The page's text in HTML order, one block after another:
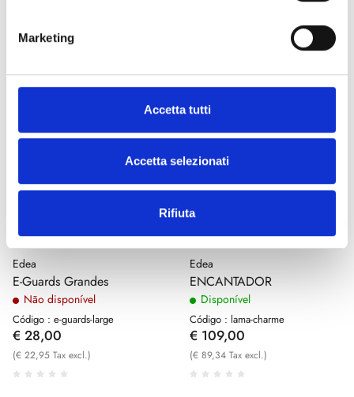
Marketing
Accetta tutti
Accetta selezionati
Rifiuta
Edea
E-Guards Grandes
Não disponível
Código : e-guards-large
€ 28,00
(€ 22,95 Tax excl.)
Edea
ENCANTADOR
Disponível
Código : lama-charme
€ 109,00
(€ 89,34 Tax excl.)